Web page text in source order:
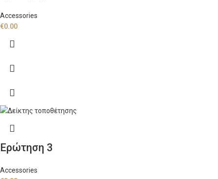
Accessories
€0.00
Ερώτηση 3
Accessories